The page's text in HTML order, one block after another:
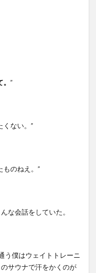
”
くない。”
ものねえ。”
な会話をしていた。
う僕はウェイトトレーニ
サウナで汗をかくのが